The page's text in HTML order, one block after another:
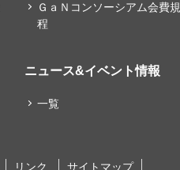
ＧａＮコンソーシアム会費規
程
ニュース&イベント情報
一覧
リンク サイトマップ